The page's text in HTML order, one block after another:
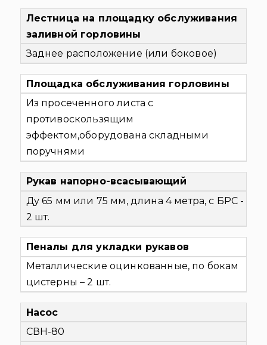
Лестница на площадку обслуживания
заливной горловины
Заднее расположение (или боковое)
Площадка обслуживания горловины
Из просеченного листа с
противоскользящим
эффектом,оборудована складными
поручнями
Рукав напорно-всасывающий
Ду 65 мм или 75 мм, длина 4 метра, с БРС -
2 шт.
Пеналы для укладки рукавов
Металлические оцинкованные, по бокам
цистерны – 2 шт.
Насос
СВН-80